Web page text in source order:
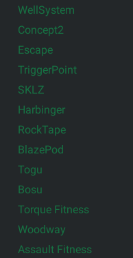
WellSystem
Concept2
Escape
TriggerPoint
SKLZ
Harbinger
RockTape
BlazePod
Togu
Bosu
Torque Fitness
Woodway
Assault Fitness